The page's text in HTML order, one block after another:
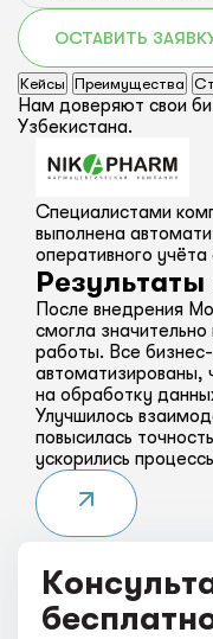
ОСТАВИТЬ
Кейсы Преимущества
Нам доверяют свои
Узбекистана.
Специалистами
выполнена
оперативного
Результаты
После внедрения
смогла
работы. Все
автоматизированы,
на обработку
Улучшилось
повысилась
ускорились